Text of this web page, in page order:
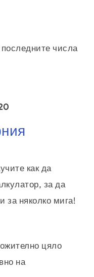
числа
как да
за да
за няколко мига!
цяло
на